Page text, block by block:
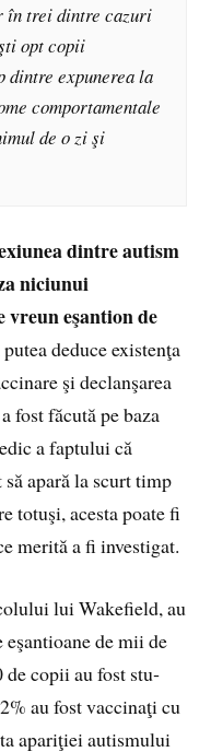
trei dintre cazuri
opt copii
expunerea la
comportamentale
de o zi şi
dintre autism
niciunui
vreun eşantion de
deduce existenţa
şi declanşarea
fost făcută pe baza
a faptului că
apară la scurt timp
totuşi, acesta poate fi
merită a fi investigat.
lui Wakefield, au
de mii de
de copii au fost stu­
au fost vaccinaţi cu
apariţiei autismu­lui